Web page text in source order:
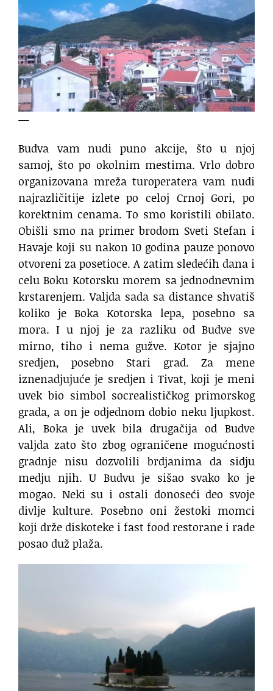
—
Budva vam nudi puno akcije, što u njoj
samoj, što po okolnim mestima. Vrlo dobro
organizovana mreža turoperatera vam nudi
najrazličitije izlete po celoj Crnoj Gori, po
korektnim cenama. To smo koristili obilato.
Obišli smo na primer brodom Sveti Stefan i
Havaje koji su nakon 10 godina pauze ponovo
otvoreni za posetioce. A zatim sledećih dana i
celu Boku Kotorsku morem sa jednodnevnim
krstarenjem. Valjda sada sa distance shvatiš
koliko je Boka Kotorska lepa, posebno sa
mora. I u njoj je za razliku od Budve sve
mirno, tiho i nema gužve. Kotor je sjajno
sredjen, posebno Stari grad. Za mene
iznenadjujuće je sredjen i Tivat, koji je meni
uvek bio simbol socrealističkog primorskog
grada, a on je odjednom dobio neku ljupkost.
Ali, Boka je uvek bila drugačija od Budve
valjda zato što zbog ograničene mogućnosti
gradnje nisu dozvolili brdjanima da sidju
medju njih. U Budvu je sišao svako ko je
mogao. Neki su i ostali donoseći deo svoje
divlje kulture. Posebno oni žestoki momci
koji drže diskoteke i fast food restorane i rade
posao duž plaža.